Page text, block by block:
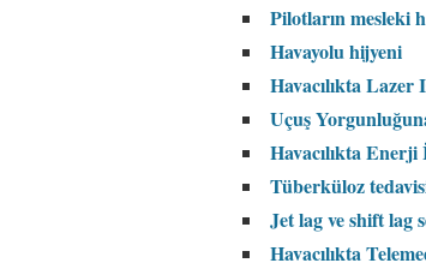
Pilotların mesleki
Havayolu hijyeni
Havacılıkta Lazer
Uçuş
Havacılıkta Enerji
Tüberküloz
Jet lag ve shift lag
Havacılıkta